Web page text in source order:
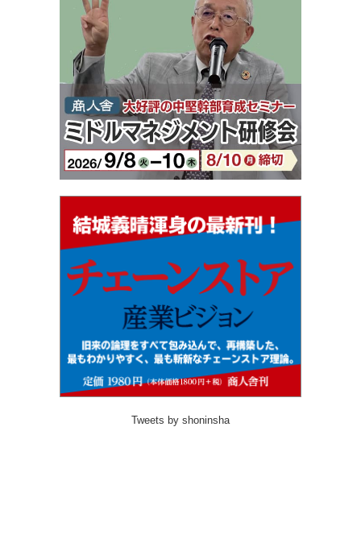
Tweets by shoninsha